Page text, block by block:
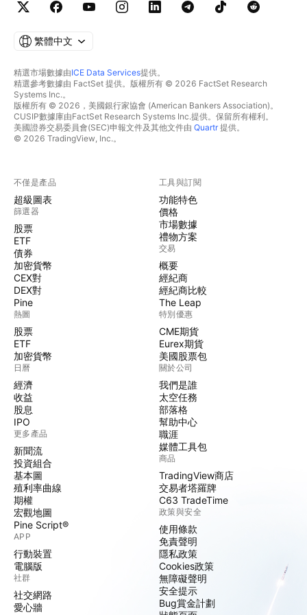
繁體中文
精選市場數據由ICE Data Services提供。
精選參考數據由 FactSet 提供。版權所有 © 2026 FactSet Research
Systems Inc.。
版權所有 © 2026，美國銀行家協會 (American Bankers Association)。
CUSIP數據庫由FactSet Research Systems Inc.提供。保留所有權利。
美國證券交易委員會(SEC)申報文件及其他文件由 Quartr提供。
© 2026 TradingView, Inc.。
不僅是產品
超級圖表
篩選器
股票
ETF
債券
加密貨幣
CEX對
DEX對
Pine
熱圖
股票
ETF
加密貨幣
日曆
經濟
收益
股息
IPO
更多產品
新聞流
投資組合
基本圖
殖利率曲線
期權
宏觀地圖
Pine Script®
APP
行動裝置
電腦版
社群
社交網路
愛心牆
工具與訂閱
功能特色
價格
市場數據
禮物方案
交易
概要
經紀商
經紀商比較
The Leap
特別優惠
CME期貨
Eurex期貨
美國股票包
關於公司
我們是誰
太空任務
部落格
幫助中心
職涯
媒體工具包
商品
TradingView商店
交易者塔羅牌
C63 TradeTime
政策與安全
使用條款
免責聲明
隱私政策
Cookies政策
無障礙聲明
安全提示
Bug賞金計劃